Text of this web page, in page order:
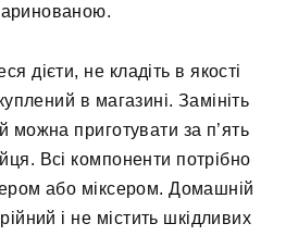
дієти, не кладіть в якості
в магазині. Замініть
можна приготувати за п’ять
Всі компоненти потрібно
або міксером. Домашній
і не містить шкідливих